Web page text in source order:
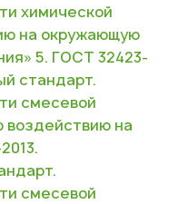
химической
на окружающую
5. ГОСТ 32423-
стандарт.
смесевой
воздействию на
смесевой